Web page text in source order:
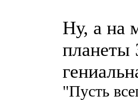
Ну, а на
планеты
"Пусть